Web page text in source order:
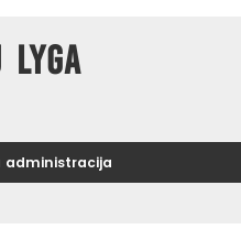
lyga
administracija